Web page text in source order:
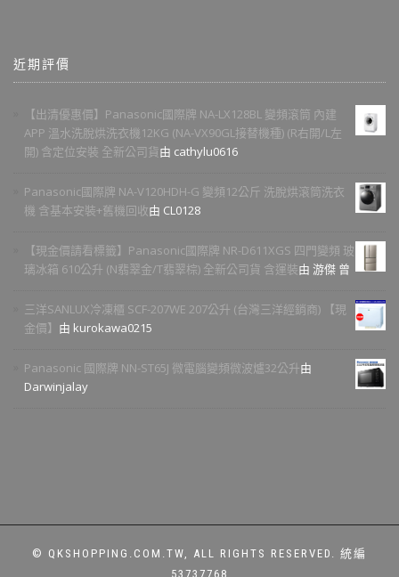
近期評價
【出清優惠價】Panasonic國際牌 NA-LX128BL 變頻滾筒 內建
APP 溫水洗脫烘洗衣機12KG (NA-VX90GL接替機種) (R右開/L左
開) 含定位安裝 全新公司貨由 cathylu0616
Panasonic國際牌 NA-V120HDH-G 變頻12公斤 洗脫烘滾筒洗衣
機 含基本安裝+舊機回收由 CL0128
【現金價請看標籤】Panasonic國際牌 NR-D611XGS 四門變頻 玻
璃冰箱 610公升 (N翡翠金/T翡翠棕) 全新公司貨 含運裝由 游傑 曾
三洋SANLUX冷凍櫃 SCF-207WE 207公升 (台灣三洋經銷商) 【現
金價】 由 kurokawa0215
Panasonic 國際牌 NN-ST65J 微電腦變頻微波爐32公升由
Darwinjalay
© QKSHOPPING.COM.TW, ALL RIGHTS RESERVED. 統編
53737768